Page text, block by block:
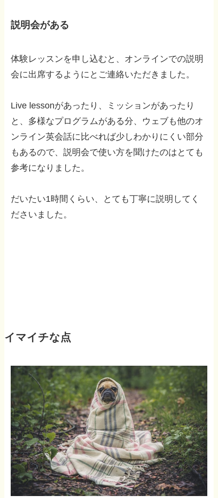
説明会がある
体験レッスンを申し込むと、オンラインでの説明
会に出席するようにとご連絡いただきました。
Live lessonがあったり、ミッションがあったり
と、多様なプログラムがある分、ウェブも他のオ
ンライン英会話に比べれば少しわかりにくい部分
もあるので、説明会で使い方を聞けたのはとても
参考になりました。
だいたい1時間くらい、とても丁寧に説明してく
ださいました。
イマイチな点